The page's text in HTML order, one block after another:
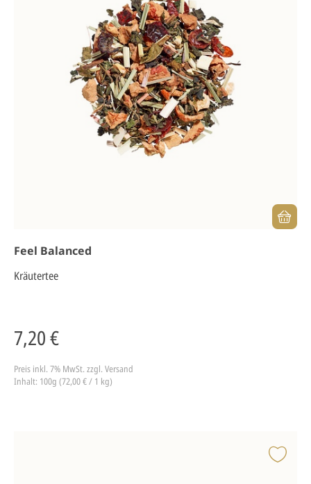
Feel Balanced
Kräutertee
7,20 €
Preis inkl. 7% MwSt. zzgl. Versand
Inhalt: 100g (72,00 € / 1 kg)